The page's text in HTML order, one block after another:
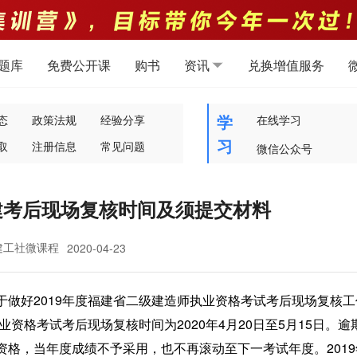
库 免费公开课 购书 资讯 兑换增值服务
政策法规
经验分享
注册信息 常见问题
学
习
在线学习
微信公众号
后现场复核时间及须提交材料
工社微课程 2020-04-23
好2019年度福建省二级建造师执业资格考试考后现场复核
资格考试考后现场复核时间为2020年4月20日至5月15日。逾
，当年度成绩不予采用，也不再滚动至下一考试年度。